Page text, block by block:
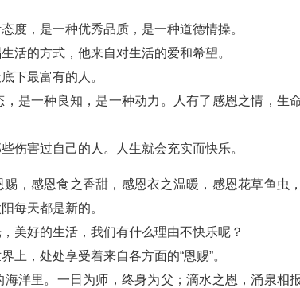
度，是一种优秀品质，是一种道德情操。
活的方式，他来自对生活的爱和希望。
下最富有的人。
是一种良知，是一种动力。人有了感恩之情，生
伤害过自己的人。人生就会充实而快乐。
，感恩食之香甜，感恩衣之温暖，感恩花草鱼虫
每天都是新的。
美好的生活，我们有什么理由不快乐呢？
上，处处享受着来自各方面的“恩赐”。
洋里。一日为师，终身为父；滴水之恩，涌泉相